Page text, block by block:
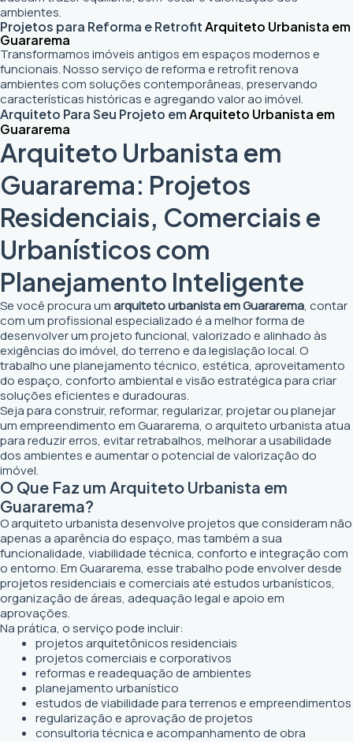
ambientes.
Projetos para Reforma e RetrofitArquiteto Urbanista em
Guararema
Transformamos imóveis antigos em espaços modernos e
funcionais. Nosso serviço de reforma e retrofit renova
ambientes com soluções contemporâneas, preservando
características históricas e agregando valor ao imóvel.
Arquiteto Para Seu Projeto emArquiteto Urbanista em
Guararema
Arquiteto Urbanista em
Guararema: Projetos
Residenciais, Comerciais e
Urbanísticos com
Planejamento Inteligente
Se você procura umarquiteto urbanista em Guararema, contar
com um profissional especializado é a melhor forma de
desenvolver um projeto funcional, valorizado e alinhado às
exigências do imóvel, do terreno e da legislação local. O
trabalho une planejamento técnico, estética, aproveitamento
do espaço, conforto ambiental e visão estratégica para criar
soluções eficientes e duradouras.
Seja para construir, reformar, regularizar, projetar ou planejar
um empreendimento em Guararema, o arquiteto urbanista atua
para reduzir erros, evitar retrabalhos, melhorar a usabilidade
dos ambientes e aumentar o potencial de valorização do
imóvel.
O Que Faz um Arquiteto Urbanista em
Guararema?
O arquiteto urbanista desenvolve projetos que consideram não
apenas a aparência do espaço, mas também a sua
funcionalidade, viabilidade técnica, conforto e integração com
o entorno. Em Guararema, esse trabalho pode envolver desde
projetos residenciais e comerciais até estudos urbanísticos,
organização de áreas, adequação legal e apoio em
aprovações.
Na prática, o serviço pode incluir:
projetos arquitetônicos residenciais
projetos comerciais e corporativos
reformas e readequação de ambientes
planejamento urbanístico
estudos de viabilidade para terrenos e empreendimentos
regularização e aprovação de projetos
consultoria técnica e acompanhamento de obra